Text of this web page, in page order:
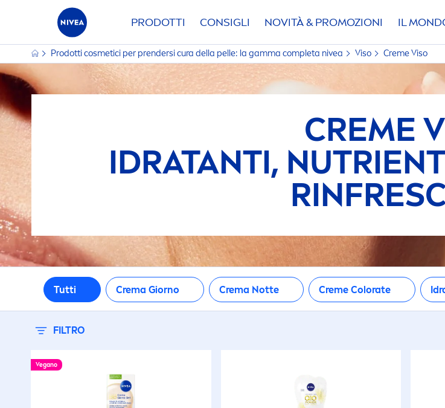
PRODOTTI CONSIGLI NOVITÀ & PROMOZIONI IL
Prodotti cosmetici per prendersi cura della pelle: la gamma completa nivea Viso CremeViso
CREME
IDRATANTI,
Tutti Crema Giorno Crema Notte Creme Colorate
FILTRO
Vegano